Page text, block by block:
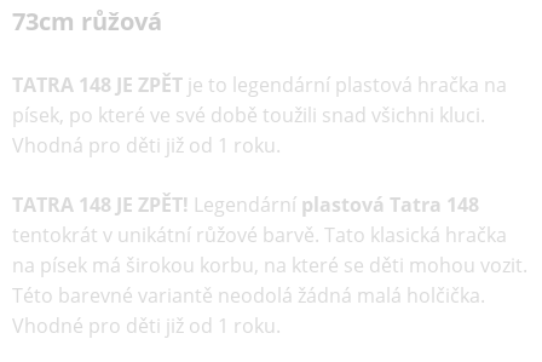
73cm růžová
TATRA 148 JE ZPĚT je to legendární plastová hračka na
písek, po které ve své době toužili snad všichni kluci.
Vhodná pro děti již od 1 roku.
TATRA 148 JE ZPĚT! Legendární plastová Tatra 148
tentokrát v unikátní růžové barvě. Tato klasická hračka
na písek má širokou korbu, na které se děti mohou vozit.
Této barevné variantě neodolá žádná malá holčička.
Vhodné pro děti již od 1 roku.